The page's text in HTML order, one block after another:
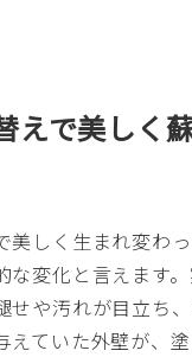
えで美しく
美しく生まれ変わ
な変化と言えます
せや汚れが目立ち
えていた外壁が、